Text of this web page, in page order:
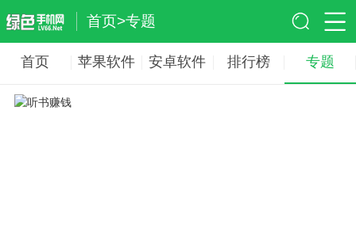
首页>专题
首页 苹果软件 安卓软件 排行榜 专题